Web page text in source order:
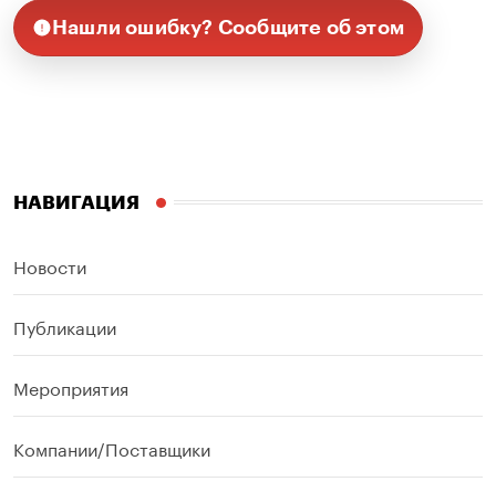
Нашли ошибку? Сообщите об этом
НАВИГАЦИЯ
Новости
Публикации
Мероприятия
Компании/Поставщики